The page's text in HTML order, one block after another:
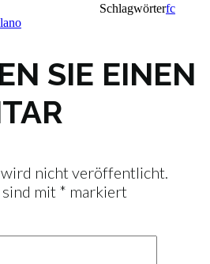
Schlagwörterfc
SIE EINEN
nicht veröffentlicht.
mit * markiert